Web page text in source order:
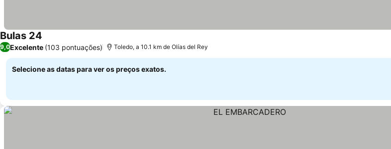
Bulas 24
9,0Excelente (103 pontuações) Toledo, a 10.1 km de Olías del Rey
Selecione as datas para ver os preços exatos.